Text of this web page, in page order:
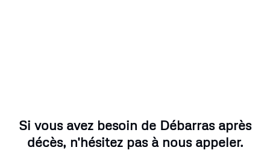
Si vous avez besoin de Débarras après
décès, n'hésitez pas à nous appeler.